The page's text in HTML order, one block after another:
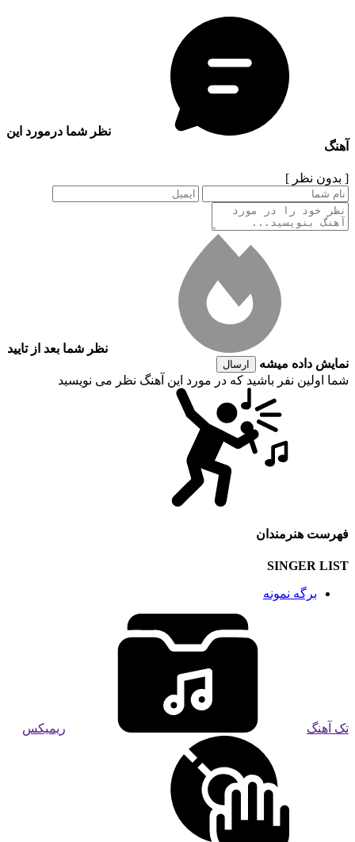
نظر شما درمورد این
آهنگ
[ بدون نظر ]
نظر شما بعد از تایید
نمایش داده میشه
ارسال
شما اولین نفر باشید که در مورد این آهنگ نظر می نویسید
فهرست هنرمندان
SINGER LIST
برگه نمونه
تک آهنگ ریمیکس